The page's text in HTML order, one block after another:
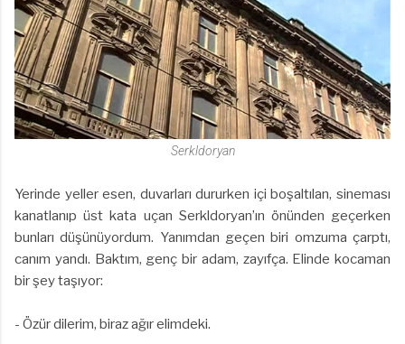
Serkldoryan
Yerinde yeller esen, duvarları dururken içi boşaltılan, sineması
kanatlanıp üst kata uçan Serkldoryan’ın önünden geçerken
bunları düşünüyordum. Yanımdan geçen biri omzuma çarptı,
canım yandı. Baktım, genç bir adam, zayıfça. Elinde kocaman
bir şey taşıyor:
- Özür dilerim, biraz ağır elimdeki.